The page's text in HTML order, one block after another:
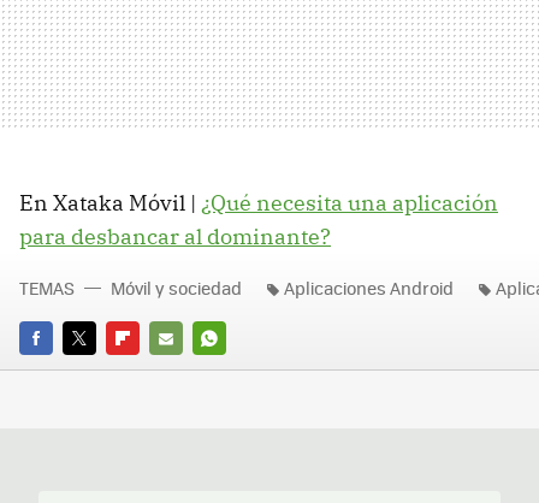
En Xataka Móvil | ¿Qué necesita una aplicación
para desbancar al dominante?
FACEBOOK
TWITTERFLIPBOARD
E-
WHATSAPP
TEMAS Móvil y sociedad Aplicaciones Android